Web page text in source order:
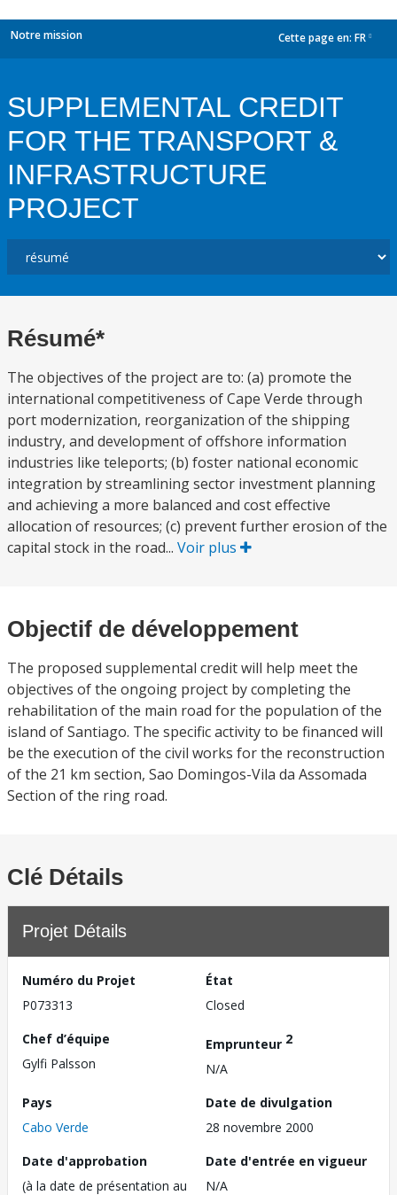
Notre mission Cette page en: FR
SUPPLEMENTAL CREDIT
FOR THE TRANSPORT &
INFRASTRUCTURE
PROJECT
Résumé*
The objectives of the project are to: (a) promote the
international competitiveness of Cape Verde through
port modernization, reorganization of the shipping
industry, and development of offshore information
industries like teleports; (b) foster national economic
integration by streamlining sector investment planning
and achieving a more balanced and cost effective
allocation of resources; (c) prevent further erosion of the
capital stock in the road... Voir plus
Objectif de développement
The proposed supplemental credit will help meet the
objectives of the ongoing project by completing the
rehabilitation of the main road for the population of the
island of Santiago. The specific activity to be financed will
be the execution of the civil works for the reconstruction
of the 21 km section, Sao Domingos-Vila da Assomada
Section of the ring road.
Clé Détails
Projet Détails
Numéro du Projet
P073313
État
Closed
Chef d’équipe
Gylfi Palsson
Emprunteur 2
N/A
Pays
Cabo Verde
Date de divulgation
28 novembre 2000
Date d'approbation
(à la date de présentation au
Date d'entrée en vigueur
N/A